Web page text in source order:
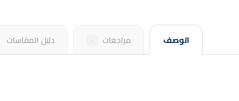
الوصف مراجعات ٠ دليل المقاسات